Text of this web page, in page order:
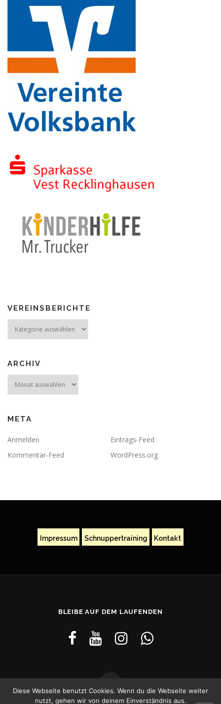
VEREINSBERICHTE
ARCHIV
META
Anmelden
Eintrags-Feed
Kommentar-Feed
WordPress.org
Impressum Schnuppertraining Kontakt
BLEIBE AUF DEM LAUFENDEN
Diese Webseite benutzt Cookies. Wenn du die Webseite weiter
nutzt, gehen wir von deinem Einverständnis aus.